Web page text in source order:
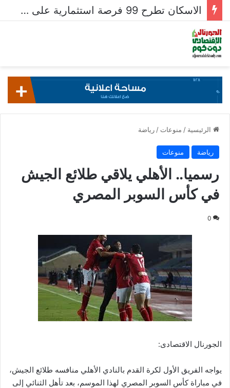
الاسكان تطرح 99 فرصة استثمارية على بوابة خدمات المستثمرين للشركات المصرية واستقبال 204 طلبات للشركات الأجنبية
الرئيسية / منوعات / رياضة
رياضة منوعات
رسميا.. الأهلي يلاقي طلائع الجيش
في كأس السوبر المصري
0
الجورنال الاقتصادى:
يواجه الفريق الأول لكرة القدم بالنادي الأهلي منافسه طلائع الجيش،
في مباراة كأس السوبر المصري لهذا الموسم، بعد تأهل الثنائي إلى